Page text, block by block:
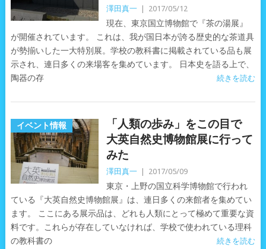
澤田真一 2017/05/12
現在、東京国立博物館で『茶の湯展』
が開催されています。 これは、我が国日本が誇る歴史的な茶道具
が勢揃いした一大特別展。学校の教科書に掲載されている品も展
示され、連日多くの来場客を集めています。 日本史を語る上で、
陶器の存
続きを読む
イベント情報
「人類の歩み」をこの目で
大英自然史博物館展に行って
みた
澤田真一 2017/05/09
東京・上野の国立科学博物館で行われ
ている『大英自然史博物館展』は、連日多くの来館者を集めてい
ます。 ここにある展示品は、どれも人類にとって極めて重要な資
料です。これらが存在していなければ、学校で使われている理科
の教科書の
続きを読む